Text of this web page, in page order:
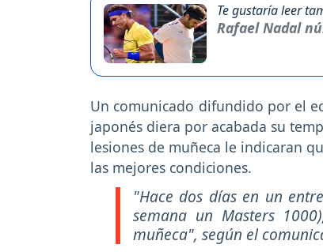
Te gustaría leer
Rafael Nadal
Un comunicado difundido por el
japonés diera por acabada su
lesiones de muñeca le indicaran
las mejores condiciones.
"Hace dos días en un
semana un Masters
muñeca", según el